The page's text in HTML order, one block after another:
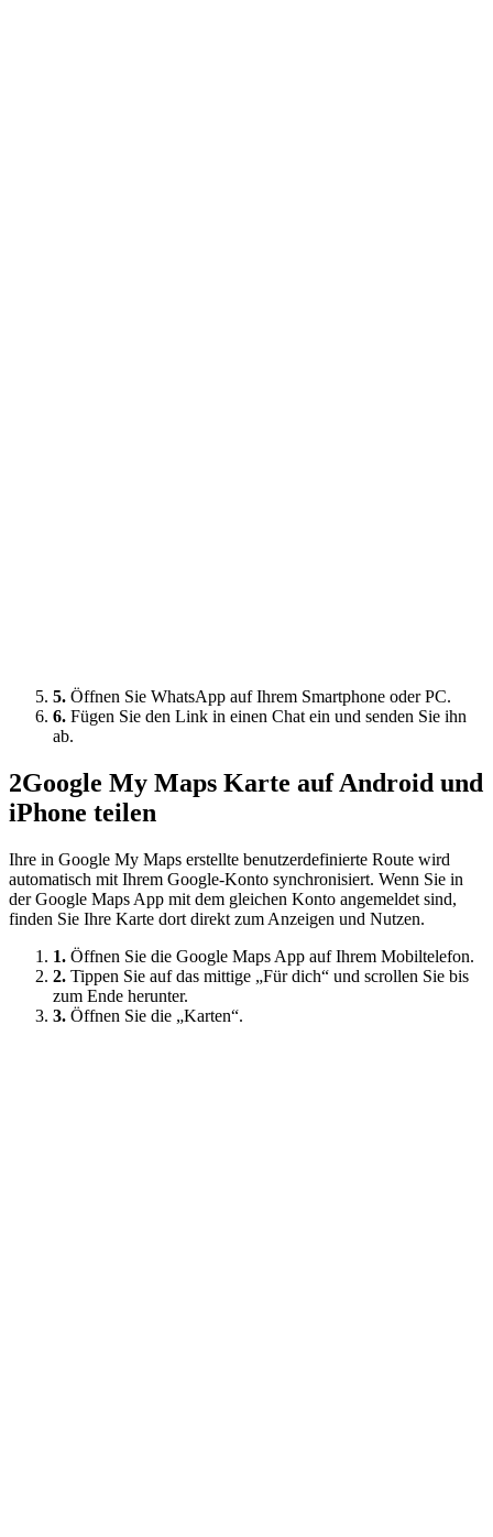
5. Öffnen Sie WhatsApp auf Ihrem Smartphone oder PC.
6. Fügen Sie den Link in einen Chat ein und senden Sie ihn
ab.
2Google My Maps Karte auf Android und
iPhone teilen
Ihre in Google My Maps erstellte benutzerdefinierte Route wird
automatisch mit Ihrem Google-Konto synchronisiert. Wenn Sie in
der Google Maps App mit dem gleichen Konto angemeldet sind,
finden Sie Ihre Karte dort direkt zum Anzeigen und Nutzen.
1. Öffnen Sie die Google Maps App auf Ihrem Mobiltelefon.
2. Tippen Sie auf das mittige „Für dich“ und scrollen Sie bis
zum Ende herunter.
3. Öffnen Sie die „Karten“.